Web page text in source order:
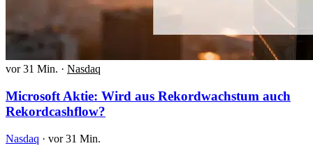
vor 31 Min. · Nasdaq
Microsoft Aktie: Wird aus Rekordwachstum auch
Rekordcashflow?
Nasdaq · vor 31 Min.